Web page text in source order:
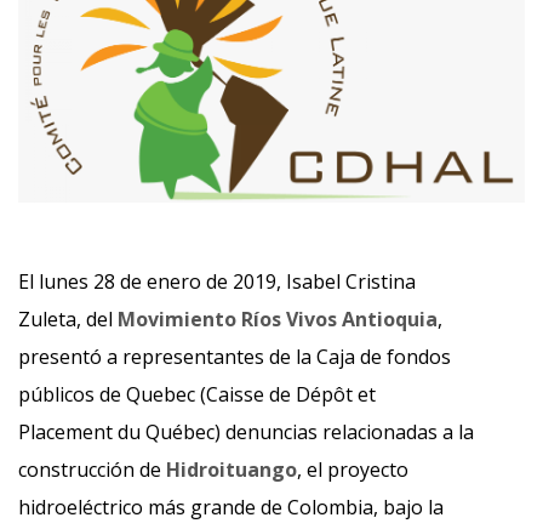
El lunes 28 de enero de 2019, Isabel Cristina
Zuleta, del Movimiento Ríos Vivos Antioquia,
presentó a representantes de la Caja de fondos
públicos de Quebec (Caisse de Dépôt et
Placement du Québec) denuncias relacionadas a la
construcción de Hidroituango, el proyecto
hidroeléctrico más grande de Colombia, bajo la